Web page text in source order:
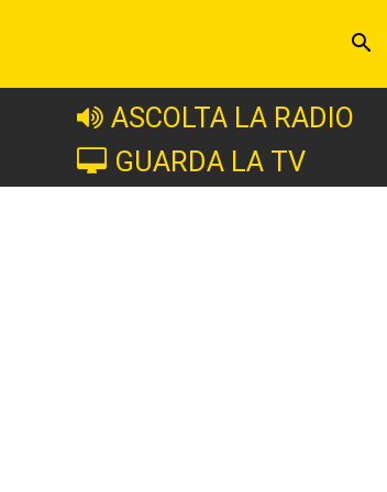
ASCOLTA LA RADIO
GUARDA LA TV